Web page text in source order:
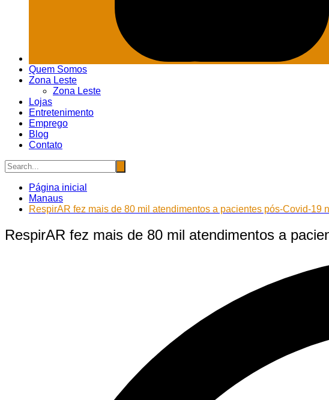
Quem Somos
Zona Leste
Zona Leste
Lojas
Entretenimento
Emprego
Blog
Contato
Página inicial
Manaus
RespirAR fez mais de 80 mil atendimentos a pacientes pós-Covid-19
RespirAR fez mais de 80 mil atendimentos a